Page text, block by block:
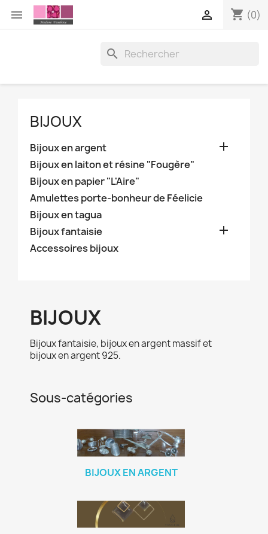
 shopping_cart (0)


BIJOUX
Bijoux en argent 
Bijoux en laiton et résine "Fougère"
Bijoux en papier "L'Aire"
Amulettes porte-bonheur de Féelicie
Bijoux en tagua
Bijoux fantaisie

Accessoires bijoux
BIJOUX
Bijoux fantaisie, bijoux en argent massif et
bijoux en argent 925.
Sous-catégories
BIJOUX EN ARGENT